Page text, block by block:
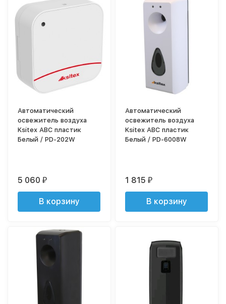
Автоматический
освежитель воздуха
Ksitex ABC пластик
Белый / PD-202W
5 060₽
В корзину
Автоматический
освежитель воздуха
Ksitex ABC пластик
Белый / PD-6008W
1 815₽
В корзину